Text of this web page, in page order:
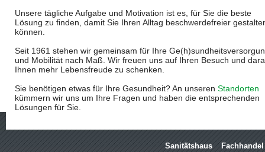
Unsere tägliche Aufgabe und Motivation ist es, für Sie die beste
Lösung zu finden, damit Sie Ihren Alltag beschwerdefreier
können.
Seit 1961 stehen wir gemeinsam für Ihre
und Mobilität nach Maß. Wir freuen uns auf Ihren Besuch und
Ihnen mehr Lebensfreude zu schenken.
Sie benötigen etwas für Ihre Gesundheit? An unseren Standorten
kümmern wir uns um Ihre Fragen und haben die entsprechenden
Lösungen für Sie.
Sanitätshaus Fachhandel